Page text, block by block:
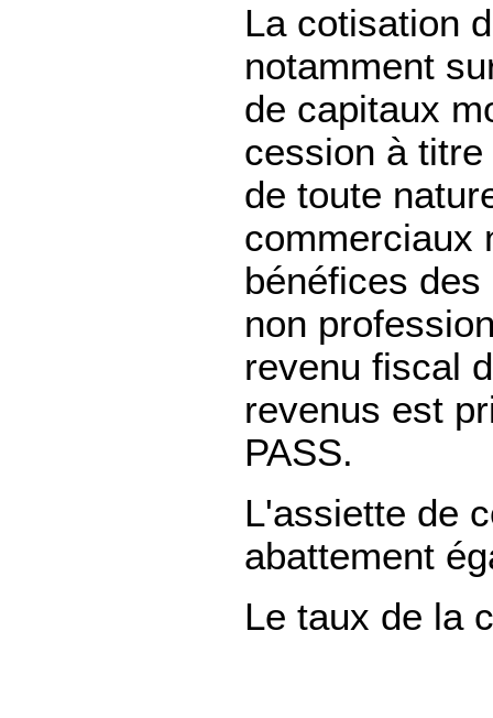
La cotisation
notamment
de capitaux
cession à
de toute
commerciaux
bénéfices
non
revenu fiscal
revenus est
PASS.
L'assiette de
abattement
Le taux de la